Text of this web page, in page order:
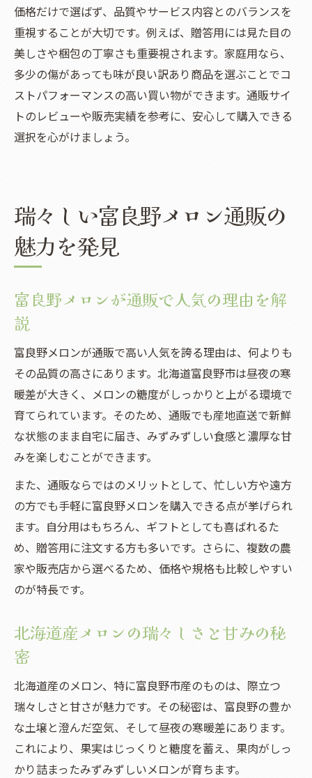
価格だけで選ばず、品質やサービス内容とのバランスを
重視することが大切です。例えば、贈答用には見た目の
美しさや梱包の丁寧さも重要視されます。家庭用なら、
多少の傷があっても味が良い訳あり商品を選ぶことでコ
ストパフォーマンスの高い買い物ができます。通販サイ
トのレビューや販売実績を参考に、安心して購入できる
選択を心がけましょう。
瑞々しい富良野メロン通販の
魅力を発見
富良野メロンが通販で人気の理由を解
説
富良野メロンが通販で高い人気を誇る理由は、何よりも
その品質の高さにあります。北海道富良野市は昼夜の寒
暖差が大きく、メロンの糖度がしっかりと上がる環境で
育てられています。そのため、通販でも産地直送で新鮮
な状態のまま自宅に届き、みずみずしい食感と濃厚な甘
みを楽しむことができます。
また、通販ならではのメリットとして、忙しい方や遠方
の方でも手軽に富良野メロンを購入できる点が挙げられ
ます。自分用はもちろん、ギフトとしても喜ばれるた
め、贈答用に注文する方も多いです。さらに、複数の農
家や販売店から選べるため、価格や規格も比較しやすい
のが特長です。
北海道産メロンの瑞々しさと甘みの秘
密
北海道産のメロン、特に富良野市産のものは、際立つ
瑞々しさと甘さが魅力です。その秘密は、富良野の豊か
な土壌と澄んだ空気、そして昼夜の寒暖差にあります。
これにより、果実はじっくりと糖度を蓄え、果肉がしっ
かり詰まったみずみずしいメロンが育ちます。